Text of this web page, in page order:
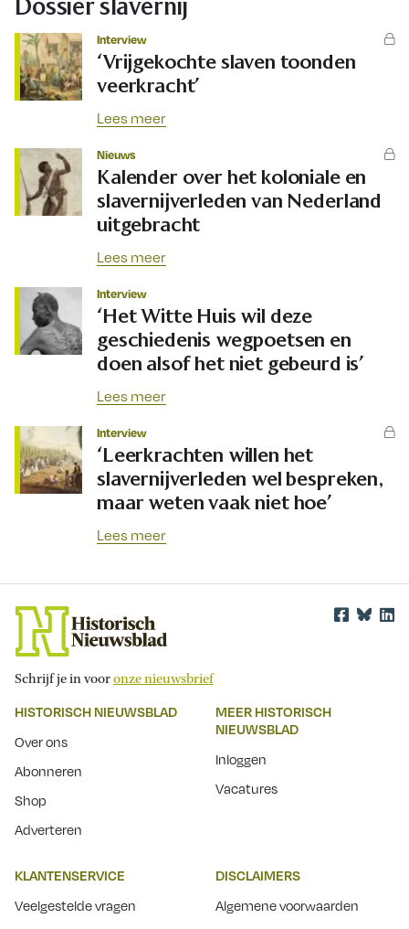
Dossier slavernij
Interview
‘Vrijgekochte slaven toonden
veerkracht’
Lees meer
Nieuws
Kalender over het koloniale en
slavernijverleden van Nederland
uitgebracht
Lees meer
Interview
‘Het Witte Huis wil deze
geschiedenis wegpoetsen en
doen alsof het niet gebeurd is’
Lees meer
Interview
‘Leerkrachten willen het
slavernijverleden wel bespreken,
maar weten vaak niet hoe’
Lees meer
Schrijf je in vooronze nieuwsbrief
HISTORISCH NIEUWSBLAD
Over ons
Abonneren
Shop
Adverteren
MEER HISTORISCH
NIEUWSBLAD
Inloggen
Vacatures
KLANTENSERVICE
Veelgestelde vragen
DISCLAIMERS
Algemene voorwaarden